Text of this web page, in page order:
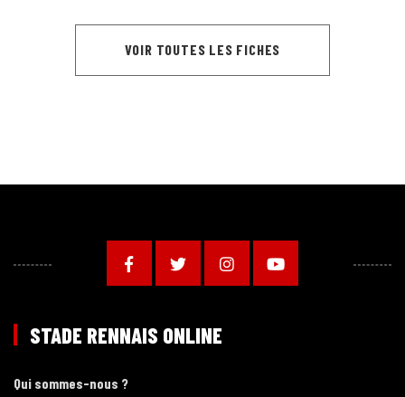
VOIR TOUTES LES FICHES
STADE RENNAIS ONLINE
Qui sommes-nous ?